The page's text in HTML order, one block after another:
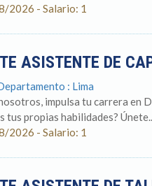
2026 - Salario: 1
ASISTENTE DE
: Lima
impulsa tu carrera
tus propias habilidades?
2026 - Salario: 1